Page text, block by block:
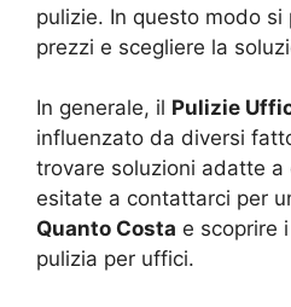
pulizie. In questo modo
prezzi e scegliere la
In generale, il Pulizie
influenzato da diversi
trovare soluzioni adatte
esitate a contattarci per
Quanto Costa e scoprire
pulizia per uffici.